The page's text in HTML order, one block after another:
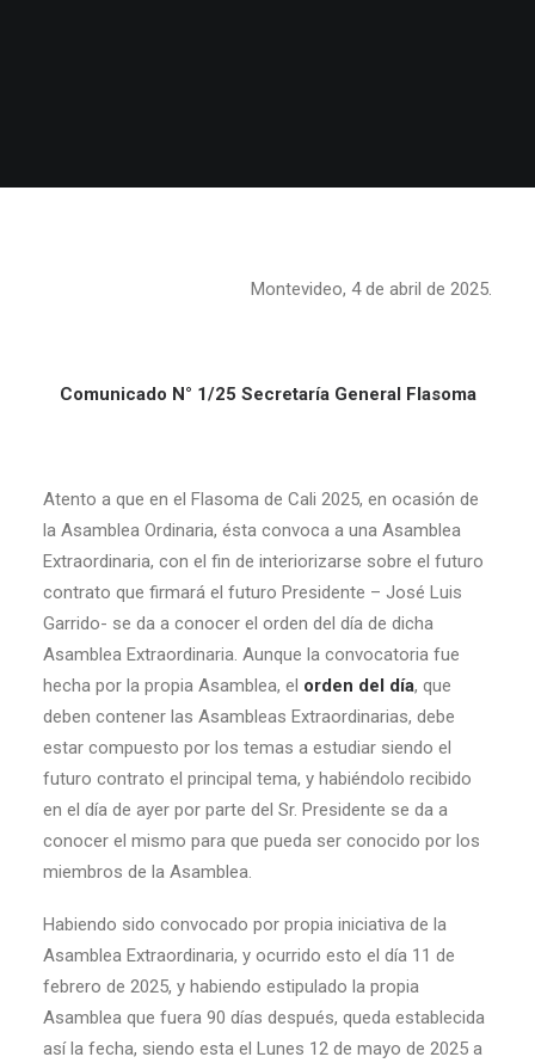
Montevideo, 4 de abril de 2025.
Comunicado N° 1/25 Secretaría General Flasoma
Atento a que en el Flasoma de Cali 2025, en ocasión de
la Asamblea Ordinaria, ésta convoca a una Asamblea
Extraordinaria, con el fin de interiorizarse sobre el futuro
contrato que firmará el futuro Presidente – José Luis
Garrido- se da a conocer el orden del día de dicha
Asamblea Extraordinaria. Aunque la convocatoria fue
hecha por la propia Asamblea, el orden del día, que
deben contener las Asambleas Extraordinarias, debe
estar compuesto por los temas a estudiar siendo el
futuro contrato el principal tema, y habiéndolo recibido
en el día de ayer por parte del Sr. Presidente se da a
conocer el mismo para que pueda ser conocido por los
miembros de la Asamblea.
Habiendo sido convocado por propia iniciativa de la
Asamblea Extraordinaria, y ocurrido esto el día 11 de
febrero de 2025, y habiendo estipulado la propia
Asamblea que fuera 90 días después, queda establecida
así la fecha, siendo esta el Lunes 12 de mayo de 2025 a